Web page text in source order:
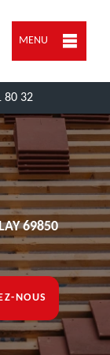
MENU
80 32
69850
NOUS